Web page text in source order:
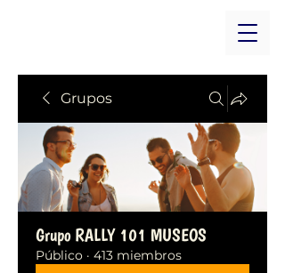
Grupos
Grupo RALLY 101 MUSEOS
Público · 413 miembros